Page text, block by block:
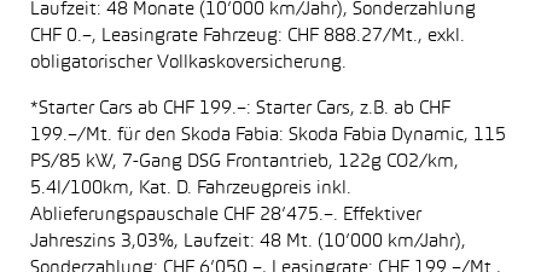
Laufzeit: 48 Monate (10’000 km/Jahr), Sonderzahlung
CHF 0.–, Leasingrate Fahrzeug: CHF 888.27/Mt., exkl.
obligatorischer Vollkaskoversicherung.
*Starter Cars ab CHF 199.–: Starter Cars, z.B. ab CHF
199.–/Mt. für den Skoda Fabia: Skoda Fabia Dynamic, 115
PS/85 kW, 7-Gang DSG Frontantrieb, 122g CO2/km,
5.4l/100km, Kat. D. Fahrzeugpreis inkl.
Ablieferungspauschale CHF 28’475.–. Effektiver
Jahreszins 3,03%, Laufzeit: 48 Mt. (10’000 km/Jahr),
Sonderzahlung: CHF 6’050.–, Leasingrate: CHF 199.–/Mt.,